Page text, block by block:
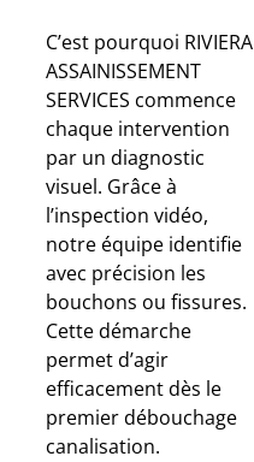
C’est pourquoi RIVIERA
ASSAINISSEMENT
SERVICES commence
chaque intervention
par un diagnostic
visuel. Grâce à
l’inspection vidéo,
notre équipe identifie
avec précision les
bouchons ou fissures.
Cette démarche
permet d’agir
efficacement dès le
premier débouchage
canalisation.